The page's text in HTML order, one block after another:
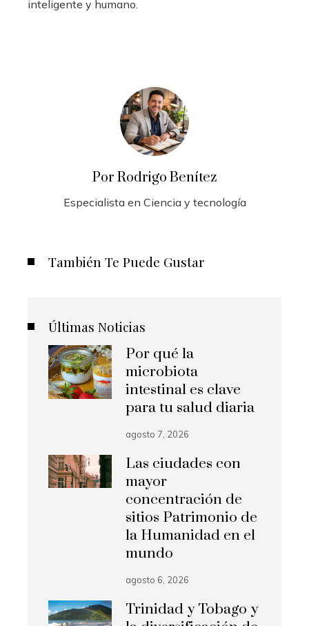
inteligente y humano.
Por Rodrigo Benítez
Especialista en Ciencia y tecnología
También Te Puede Gustar
Últimas Noticias
Por qué la
microbiota
intestinal es clave
para tu salud diaria
agosto 7, 2026
Las ciudades con
mayor
concentración de
sitios Patrimonio de
la Humanidad en el
mundo
agosto 6, 2026
Trinidad y Tobago y